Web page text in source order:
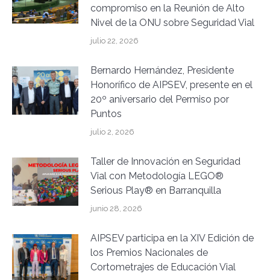
compromiso en la Reunión de Alto
Nivel de la ONU sobre Seguridad Vial
julio 22, 2026
Bernardo Hernández, Presidente
Honorífico de AIPSEV, presente en el
20º aniversario del Permiso por
Puntos
julio 2, 2026
Taller de Innovación en Seguridad
Vial con Metodología LEGO®
Serious Play® en Barranquilla
junio 28, 2026
AIPSEV participa en la XIV Edición de
los Premios Nacionales de
Cortometrajes de Educación Vial